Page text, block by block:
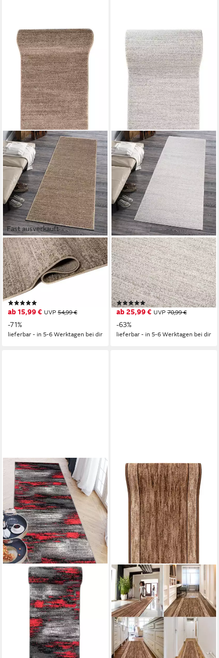
Fast ausverkauft
MAZOVIA
Läufer Läufer Flurläufer
Einfarbig für Vorzimmer,
Küche - Beige, 60 x 100 cm,
Kurzflor, Meterware, Höhe 10
mm
ab 15,99 € UVP 54,99 €
-71%
lieferbar - in 5-6 Werktagen bei dir
MAZOVIA
Läufer Läufer Flurläufer
Einfarbig für Vorzimmer,
Küche - Grau, 100 x 100 cm,
Kurzflor, Meterware, Höhe 10
mm
(1)
ab 25,99 € UVP 70,99 €
-63%
lieferbar - in 5-6 Werktagen bei dir